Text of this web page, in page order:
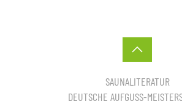
SAUNALITERATUR
DEUTSCHE AUFGUSS-